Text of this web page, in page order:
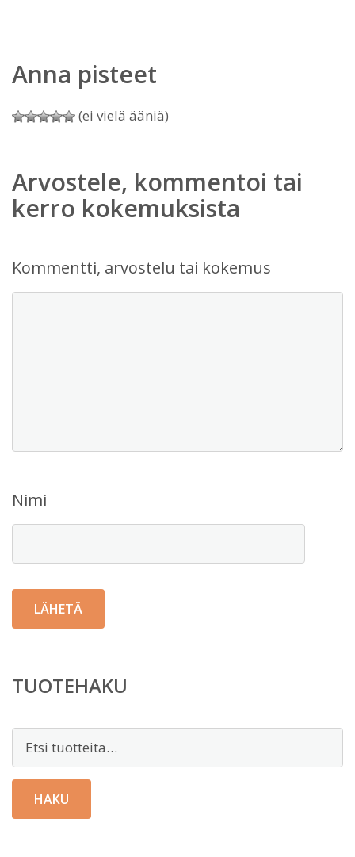
Anna pisteet
(ei vielä ääniä)
Arvostele, kommentoi tai
kerro kokemuksista
Kommentti, arvostelu tai kokemus
Nimi
TUOTEHAKU
Etsi:
HAKU